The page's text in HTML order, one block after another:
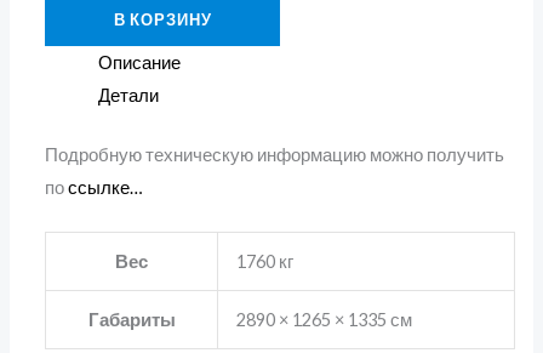
В КОРЗИНУ
Описание
Детали
Подробную техническую информацию можно получить
поссылке…
Вес 1760 кг
Габариты 2890 × 1265 × 1335 см